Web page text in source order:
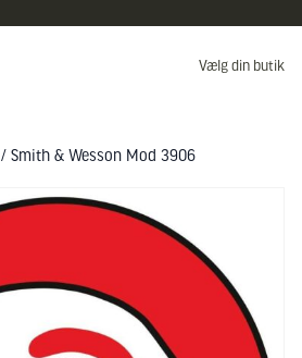
Vælg din butik
/ Smith & Wesson Mod 3906